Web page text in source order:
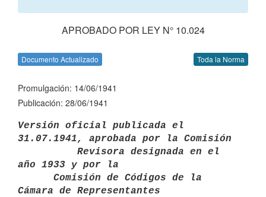
APROBADO POR LEY N° 10.024
Documento Actualizado Toda la Norma
Promulgación: 14/06/1941
Publicación: 28/06/1941
Versión oficial publicada el
31.07.1941, aprobada por la Comisión
año 1933 y por la
Cámara de Representantes